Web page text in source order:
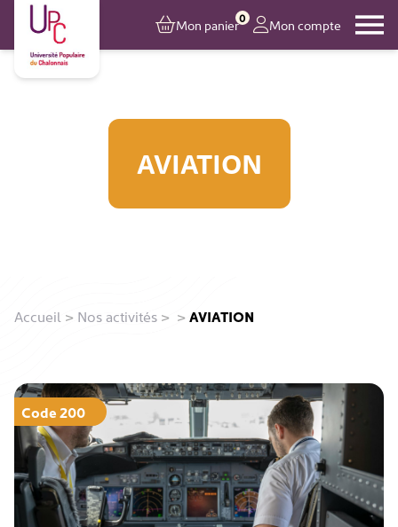
Mon panier0 Mon compte
AVIATION
Accueil > Nos activités > > AVIATION
Code 200